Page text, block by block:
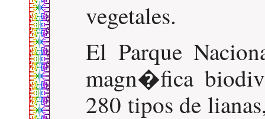
vegetales.
El Parque
magn�fica
280 tipos de